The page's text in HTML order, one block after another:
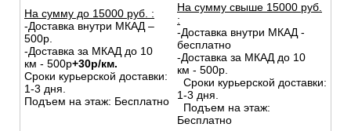
На сумму до 15000 руб. :
-Доставка внутри МКАД –
500р.
-Доставка за МКАД до 10
км - 500р+30р/км.
Сроки курьерской доставки:
1-3 дня.
Подъем на этаж: Бесплатно
На сумму свыше 15000 руб.
:
-Доставка внутри МКАД -
бесплатно
-Доставка за МКАД до 10
км - 500р.
Сроки курьерской доставки:
1-3 дня.
Подъем на этаж:
Бесплатно